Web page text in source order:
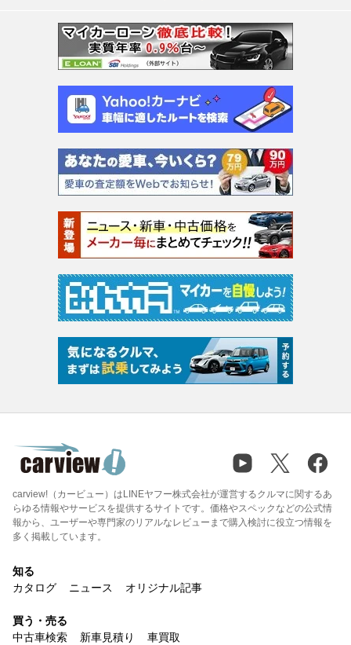
carview!（カービュー）はLINEヤフー株式会社が運営するクルマに関するあ
らゆる情報やサービスを提供するサイトです。価格やスペックなどの公式情
報から、ユーザーや専門家のリアルなレビューまで購入検討に役立つ情報を
多く掲載しています。
知る
カタログ
ニュース オリジナル記事
買う・売る
中古車検索
新車見積り 車買取